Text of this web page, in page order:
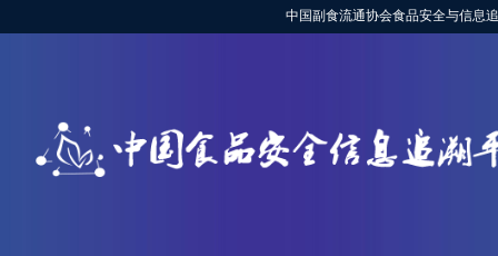
中国副食流通协会食品安全与信息